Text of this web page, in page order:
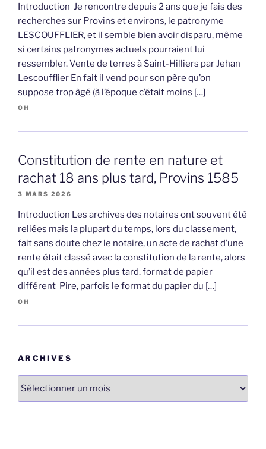
Introduction Je rencontre depuis 2 ans que je fais des
recherches sur Provins et environs, le patronyme
LESCOUFFLIER, et il semble bien avoir disparu, même
si certains patronymes actuels pourraient lui
ressembler. Vente de terres à Saint-Hilliers par Jehan
Lescoufflier En fait il vend pour son père qu’on
suppose trop âgé (à l’époque c’était moins […]
OH
Constitution de rente en nature et
rachat 18 ans plus tard, Provins 1585
3 MARS 2026
Introduction Les archives des notaires ont souvent été
reliées mais la plupart du temps, lors du classement,
fait sans doute chez le notaire, un acte de rachat d’une
rente était classé avec la constitution de la rente, alors
qu’il est des années plus tard. format de papier
différent Pire, parfois le format du papier du […]
OH
ARCHIVES
Archives